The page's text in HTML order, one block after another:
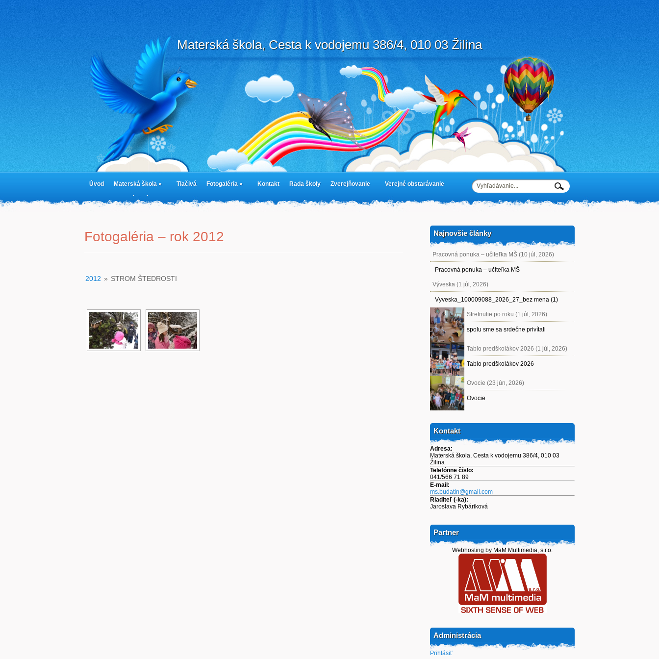
Materská škola, Cesta k vodojemu 386/4, 010 03 Žilina
Úvod Materská škola » Tlačivá Fotogaléria » Kontakt Rada školy Zverejňovanie Verejné obstarávanie
cookies Jedálny lístok Cookie Policy
Fotogaléria – rok 2012
2012 » STROM ŠTEDROSTI
Najnovšie články
Pracovná ponuka – učiteľka MŠ (10 júl, 2026)
Pracovná ponuka – učiteľka MŠ
Výveska (1 júl, 2026)
Vyveska_100009088_2026_27_bez mena (1)
Stretnutie po roku (1 júl, 2026)
spolu sme sa srdečne privítali
Tablo predškolákov 2026 (1 júl, 2026)
Tablo predškolákov 2026
Ovocie (23 jún, 2026)
Ovocie
Kontakt
Adresa:
Materská škola, Cesta k vodojemu 386/4, 010 03
Žilina
Telefónne číslo:
041/566 71 89
E-mail:
ms.budatin@gmail.com
Riaditeľ (-ka):
Jaroslava Rybáriková
Partner
Webhosting by MaM Multimedia, s.r.o.
Administrácia
Prihlásiť